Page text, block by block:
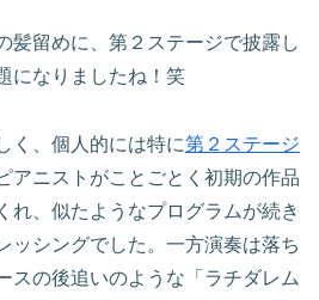
髪留めに、第２ステージで披露し
になりましたね！笑
く、個人的には特に第２ステージ
アニストがことごとく初期の作品
れ、似たようなプログラムが続き
ッシングでした。一方演奏は落ち
スの後追いのような「ラチダレム